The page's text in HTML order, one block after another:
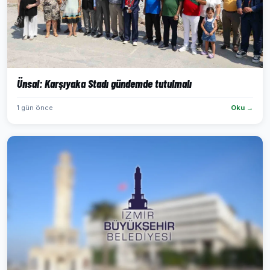
Ünsal: Karşıyaka Stadı gündemde tutulmalı
1 gün önce Oku →